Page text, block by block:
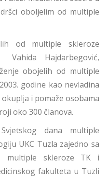
oboljelim od multiple
od multiple skleroze
Hajdarbegović,
obojelih od multiple
godine kao nevladina
i pomaže osobama
oko 300 članova.
dana multiple
UKC Tuzla zajedno sa
multiple skleroze TK i
fakulteta u Tuzli